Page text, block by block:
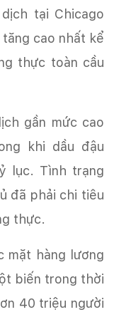
tại Chicago
cao nhất kể
thực toàn cầu
gần mức cao
khi dầu đậu
lục. Tình trạng
đã phải chi tiêu
thực.
mặt hàng lương
biến trong thời
40 triệu người